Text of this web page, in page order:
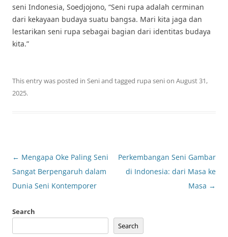
seni Indonesia, Soedjojono, “Seni rupa adalah cerminan
dari kekayaan budaya suatu bangsa. Mari kita jaga dan
lestarikan seni rupa sebagai bagian dari identitas budaya
kita.”
This entry was posted in Seniand tagged rupa senion August 31,
2025.
Post
navigation
← Mengapa Oke Paling Seni
Sangat Berpengaruh dalam
Dunia Seni Kontemporer
Perkembangan Seni Gambar
di Indonesia: dari Masa ke
Masa →
Search
Search